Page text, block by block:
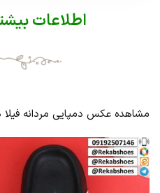
اطلاعات
مشاهده عکس دمپایی مردانه فیلا